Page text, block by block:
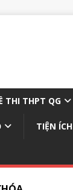
THI THPT QG
TIỆN ÍCH